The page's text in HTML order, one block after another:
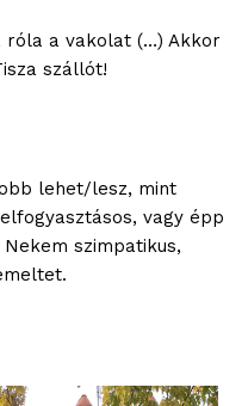
róla a vakolat (…) Akkor
szállót!
lehet/lesz, mint
vagy épp
szimpatikus,